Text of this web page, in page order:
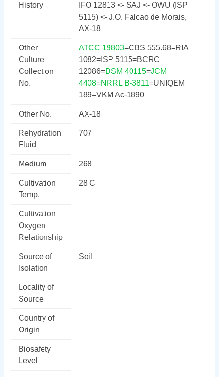
History
IFO 12813 <- SAJ <- OWU (ISP
5115) <- J.O. Falcao de Morais,
AX-18
Other
Culture
Collection
No.
ATCC 19803=CBS 555.68=RIA
1082=ISP 5115=BCRC
12086=DSM 40115=JCM
4408=NRRL B-3811=UNIQEM
189=VKM Ac-1890
Other No. AX-18
Rehydration
Fluid
707
Medium 268
Cultivation
Temp.
28 C
Cultivation
Oxygen
Relationship
Source of
Isolation
Soil
Locality of
Source
Country of
Origin
Biosafety
Level